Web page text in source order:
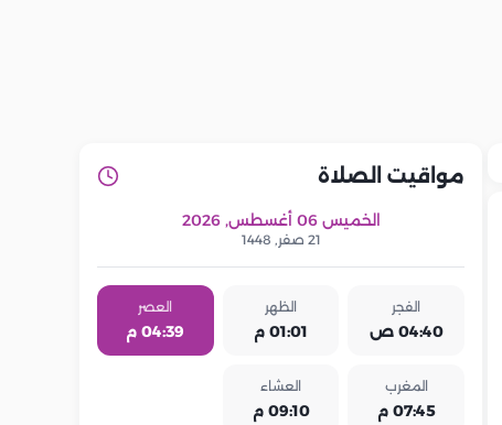
مواقيت الصلاة
الخميس 06 أغسطس, 2026
21 صفر, 1448
الفجر
04:40 ص
الظهر
01:01 م
العصر
04:39 م
المغرب
07:45 م
العشاء
09:10 م